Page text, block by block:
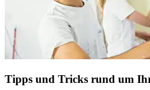
Tipps und Tricks rund um